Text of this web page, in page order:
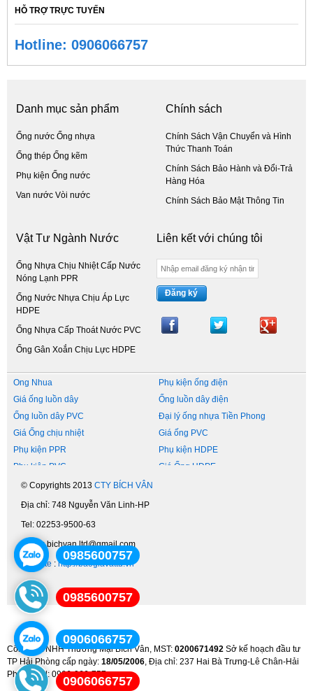
HỖ TRỢ TRỰC TUYẾN
Hotline: 0906066757
Danh mục sản phẩm
Ống nước Ống nhựa
Ống thép Ống kẽm
Phụ kiện Ống nước
Van nước Vòi nước
Chính sách
Chính Sách Vận Chuyển và Hình
Thức Thanh Toán
Chính Sách Bảo Hành và Đổi-Trả
Hàng Hóa
Chính Sách Bảo Mật Thông Tin
Vật Tư Ngành Nước
Ống Nhựa Chịu Nhiệt Cấp Nước
Nóng Lạnh PPR
Ống Nước Nhựa Chịu Áp Lực
HDPE
Ống Nhựa Cấp Thoát Nước PVC
Ống Gân Xoắn Chịu Lực HDPE
Liên kết với chúng tôi
Đăng ký
Ong Nhua
Phụ kiện ống điện
Giá ống luồn dây
Ống luồn dây điện
Ống luồn dây PVC
Đại lý ống nhựa Tiền Phong
Giá Ống chịu nhiệt
Giá ống PVC
Phụ kiện PPR
Phụ kiện HDPE
Phụ kiện PVC
Giá Ống HDPE
Cấp Thoát Nước
Ống nước nóng lạnh
Ống Nước Nhựa
Ống Nhựa PPR
Ống Cấp Nước PCCC
Ống Nhựa Chịu Nhiệt
Ống Gân Xoắn
Ong Nuoc Nong
Ống Nhựa PVC
Ống HDPE
Vat Tu Nganh Nuoc
Ống Thép Hòa Phát
Báo Giá Vật Tư
© Copyrights 2013 CTY BÍCH VÂN
Địa chỉ: 748 Nguyễn Văn Linh-HP
Tel: 02253-9500-63
Email: bichvan.ltd@gmail.com
Website :http://baogiavattu.vn
Công Ty TNHH Thương Mại Bích Vân, MST: 0200671492 Sở kế hoạch đầu tư
TP Hải Phòng cấp ngày: 18/05/2006 , Địa chỉ: 237 Hai Bà Trưng-Lê Chân-Hải
Phòng, Tel: 0906-066-757
0985600757
0985600757
0906066757
0906066757